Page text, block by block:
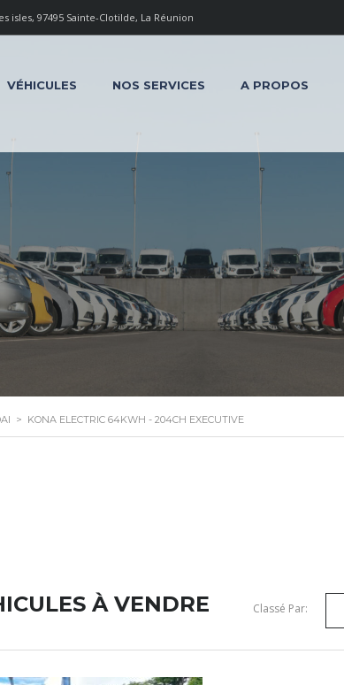
isles, 97495 Sainte-Clotilde, La Réunion
VÉHICULES NOS SERVICES A PROPOS
> KONA ELECTRIC 64KWH - 204CH EXECUTIVE
À VENDRE Classé Par: